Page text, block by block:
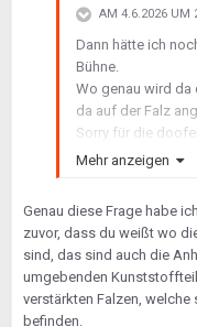
AM 4.6.2026 UM
Dann hätte ich
Bühne.
Wo genau wird da
da auf der Falz
Sorry für die
sowas ja erfahren.
Mehr anzeigen
Genau diese Frage habe
zuvor, dass du weißt wo
sind, das sind auch die
umgebenden
verstärkten Falzen, welche
befinden.